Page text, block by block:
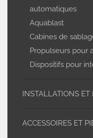
automatiques
Aquablast
Cabines de
Propulseurs pour
Dispositifs pour
INSTALLATIONS ET
ACCESSOIRES ET